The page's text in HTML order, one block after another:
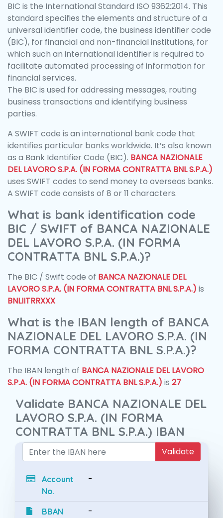
BIC is the International Standard ISO 9362:2014. This
standard specifies the elements and structure of a
universal identifier code, the business identifier code
(BIC), for financial and non-financial institutions, for
which such an international identifier is required to
facilitate automated processing of information for
financial services.
The BIC is used for addressing messages, routing
business transactions and identifying business
parties.
A SWIFT code is an international bank code that
identifies particular banks worldwide. It’s also known
as a Bank Identifier Code (BIC). BANCA NAZIONALE
DEL LAVORO S.P.A. (IN FORMA CONTRATTA BNL S.P.A.)
uses SWIFT codes to send money to overseas banks.
A SWIFT code consists of 8 or 11 characters.
What is bank identification code
BIC / SWIFT of BANCA NAZIONALE
DEL LAVORO S.P.A. (IN FORMA
CONTRATTA BNL S.P.A.)?
The BIC / Swift code of BANCA NAZIONALE DEL
LAVORO S.P.A. (IN FORMA CONTRATTA BNL S.P.A.) is
BNLIITRRXXX
What is the IBAN length of BANCA
NAZIONALE DEL LAVORO S.P.A. (IN
FORMA CONTRATTA BNL S.P.A.)?
The IBAN length of BANCA NAZIONALE DEL LAVORO
S.P.A. (IN FORMA CONTRATTA BNL S.P.A.) is 27
Validate BANCA NAZIONALE DEL
LAVORO S.P.A. (IN FORMA
CONTRATTA BNL S.P.A.) IBAN
Validate
Account
No.
-
BBAN -